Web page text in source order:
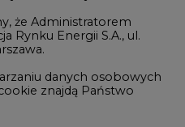
że Administratorem
Rynku Energii S.A., ul.
danych osobowych
znajdą Państwo